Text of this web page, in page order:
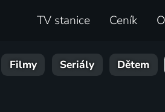
TV stanice Ceník
Filmy Seriály Dětem